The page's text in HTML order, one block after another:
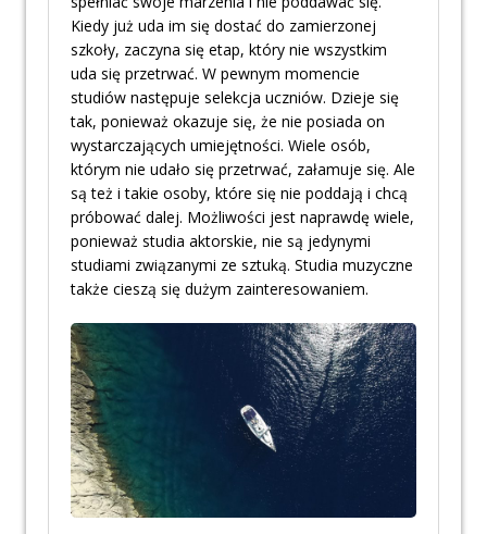
Kiedy już uda im się dostać do zamierzonej
szkoły, zaczyna się etap, który nie wszystkim
uda się przetrwać. W pewnym momencie
studiów następuje selekcja uczniów. Dzieje się
tak, ponieważ okazuje się, że nie posiada on
wystarczających umiejętności. Wiele osób,
którym nie udało się przetrwać, załamuje się. Ale
są też i takie osoby, które się nie poddają i chcą
próbować dalej. Możliwości jest naprawdę wiele,
ponieważ studia aktorskie, nie są jedynymi
studiami związanymi ze sztuką. Studia muzyczne
także cieszą się dużym zainteresowaniem.